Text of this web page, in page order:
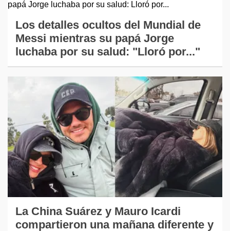
Los detalles ocultos del Mundial de
Messi mientras su papá Jorge
luchaba por su salud: "Lloró por..."
La China Suárez y Mauro Icardi
compartieron una mañana diferente y